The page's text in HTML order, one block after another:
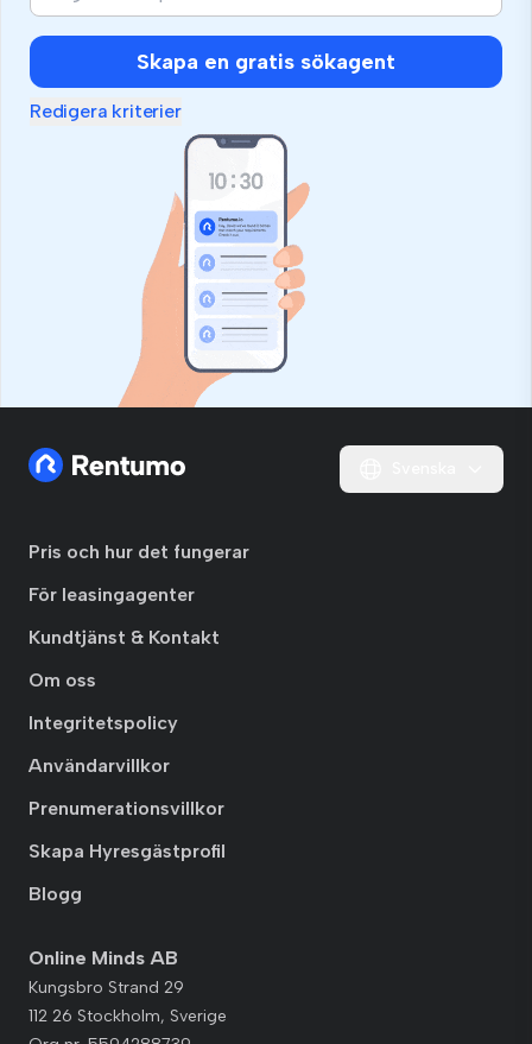
Skapa en gratis sökagent
Redigera kriterier
Pris och hur det fungerar
För leasingagenter
Kundtjänst & Kontakt
Om oss
Integritetspolicy
Användarvillkor
Prenumerationsvillkor
Skapa Hyresgästprofil
Blogg
Online Minds AB
Kungsbro Strand 29
112 26 Stockholm, Sverige